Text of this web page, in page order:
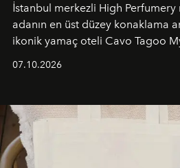
İstanbul merkezli High Perfumery
adanın en üst düzey konaklama
ikonik yamaç oteli Cavo Tagoo
buluşturarak markanın Cavo
sürükleyici ve mevsime özel bir
07.10.2026